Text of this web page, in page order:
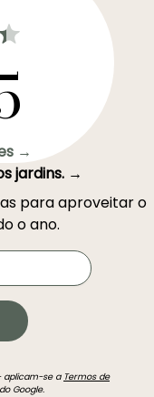
→
jardins. →
para aproveitar o
o ano.
aplicam-se a Termos de
Google.